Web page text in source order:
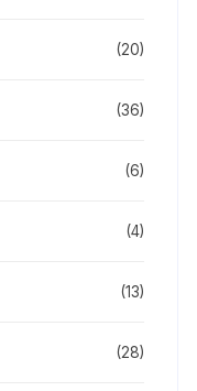
(20)
(36)
(6)
(4)
(13)
(28)